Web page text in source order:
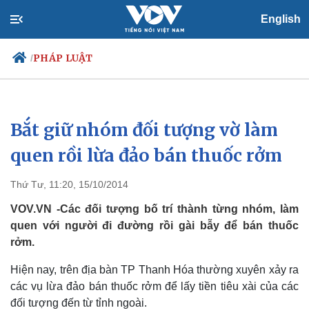
English
/PHÁP LUẬT
Chính trị
Tổ chức nhân sự
Nhận diện sự thật
Xã hội
Tin 24h
Dự báo thời tiết
Việc làm
Biển đảo
Bắt giữ nhóm đối tượng vờ làm
quen rồi lừa đảo bán thuốc rởm
Thứ Tư, 11:20, 15/10/2014
VOV.VN -Các đối tượng bố trí thành từng nhóm, làm
quen với người đi đường rồi gài bẫy để bán thuốc
rởm.
Hiện nay, trên địa bàn TP Thanh Hóa thường xuyên xảy ra
các vụ lừa đảo bán thuốc rởm để lấy tiền tiêu xài của các
đối tượng đến từ tỉnh ngoài.